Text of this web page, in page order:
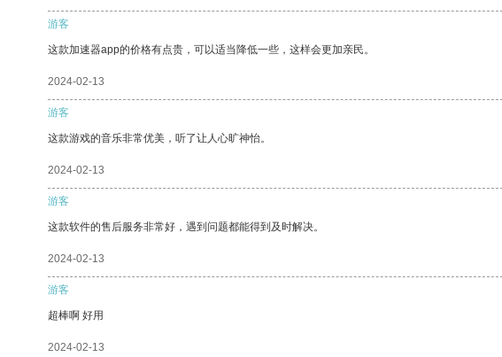
游客
这款加速器app的价格有点贵，可以适当降低一些，这样会更加亲民。
2024-02-13
游客
这款游戏的音乐非常优美，听了让人心旷神怡。
2024-02-13
游客
这款软件的售后服务非常好，遇到问题都能得到及时解决。
2024-02-13
游客
超棒啊 好用
2024-02-13